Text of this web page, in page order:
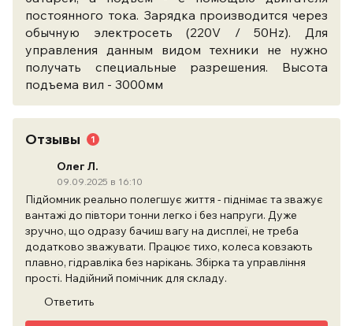
постоянного тока. Зарядка производится через
обычную электросеть (220V / 50Hz). Для
управления данным видом техники не нужно
получать специальные разрешения. Высота
подъема вил - 3000мм
Отзывы 1
Олег Л.
09.09.2025 в 16:10
Підйомник реально полегшує життя - піднімає та зважує
вантажі до півтори тонни легко і без напруги. Дуже
зручно, що одразу бачиш вагу на дисплеї, не треба
додатково зважувати. Працює тихо, колеса ковзають
плавно, гідравліка без нарікань. Збірка та управління
прості. Надійний помічник для складу.
Ответить